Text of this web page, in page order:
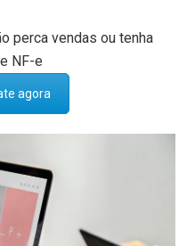
perca vendas ou tenha
NF-e
agora